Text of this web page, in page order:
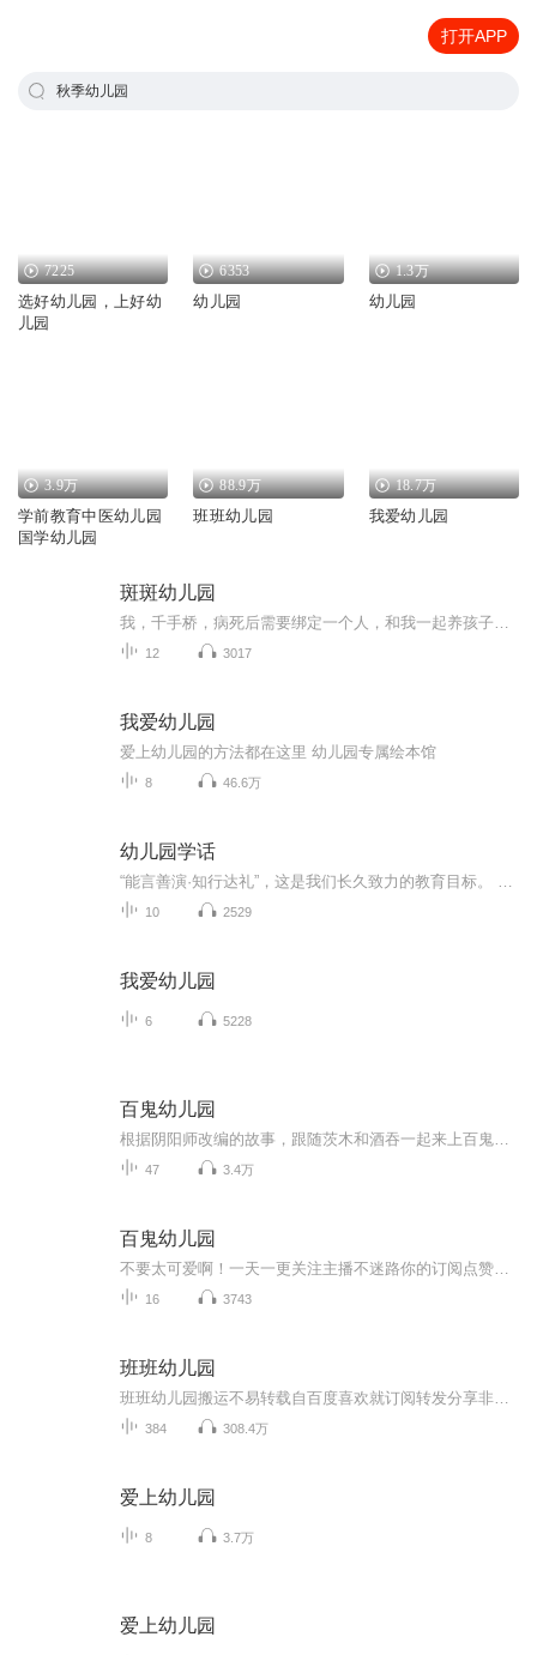
打开APP
秋季幼儿园
7225
选好幼儿园，上好幼
儿园
6353
幼儿园
1.3万
幼儿园
3.9万
学前教育中医幼儿园
国学幼儿园
88.9万
班班幼儿园
18.7万
我爱幼儿园
斑斑幼儿园
12 3017
我爱幼儿园
爱上幼儿园的方法都在这里 幼儿园专属绘本馆
8 46.6万
幼儿园学话
10 2529
我爱幼儿园
6 5228
百鬼幼儿园
47 3.4万
百鬼幼儿园
16 3743
班班幼儿园
384 308.4万
爱上幼儿园
8 3.7万
爱上幼儿园